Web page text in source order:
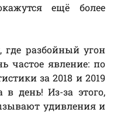
ещё более
разбойный угон
частое явление: по
за 2018 и 2019
день! Из-за этого,
удивления и